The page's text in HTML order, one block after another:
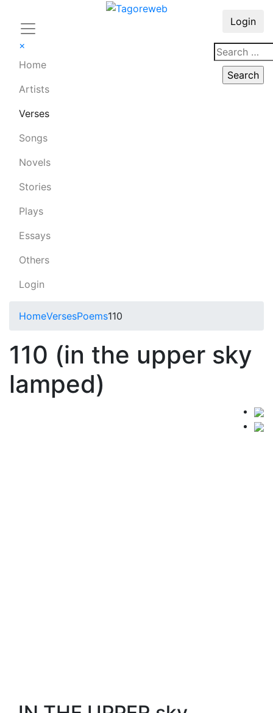
×
Home
Artists
Verses
Songs
Novels
Stories
Plays
Essays
Others
Login
Login
HomeVersesPoems110
110 (in the upper sky
lamped)